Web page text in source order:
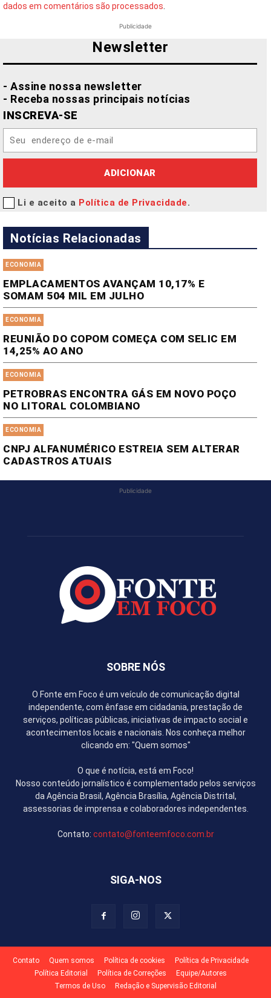
dados em comentários são processados.
Publicidade
Newsletter
- Assine nossa newsletter
- Receba nossas principais notícias
INSCREVA-SE
ADICIONAR
Li e aceito a Política de Privacidade.
Notícias Relacionadas
ECONOMIA
EMPLACAMENTOS AVANÇAM 10,17% E
SOMAM 504 MIL EM JULHO
ECONOMIA
REUNIÃO DO COPOM COMEÇA COM SELIC EM
14,25% AO ANO
ECONOMIA
PETROBRAS ENCONTRA GÁS EM NOVO POÇO
NO LITORAL COLOMBIANO
ECONOMIA
CNPJ ALFANUMÉRICO ESTREIA SEM ALTERAR
CADASTROS ATUAIS
Publicidade
SOBRE NÓS
O Fonte em Foco é um veículo de comunicação digital
independente, com ênfase em cidadania, prestação de
serviços, políticas públicas, iniciativas de impacto social e
acontecimentos locais e nacionais. Nos conheça melhor
clicando em: "Quem somos"
O que é notícia, está em Foco!
Nosso conteúdo jornalístico é complementado pelos serviços
da Agência Brasil, Agência Brasília, Agência Distrital,
assessorias de imprensa e colaboradores independentes.
Contato: contato@fonteemfoco.com.br
SIGA-NOS
Contato Quem somos Política de cookies
Política de Privacidade
Política Editorial
Política de Correções
Equipe/Autores
Termos de Uso
Redação e Supervisão Editorial